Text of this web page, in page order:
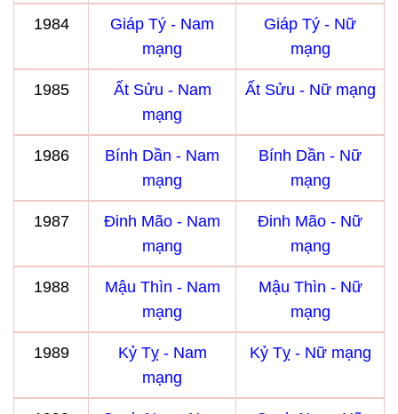
1984
Giáp Tý - Nam
mạng
Giáp Tý - Nữ
mạng
1985
Ất Sửu - Nam
mạng
Ất Sửu - Nữ mạng
1986
Bính Dần - Nam
mạng
Bính Dần - Nữ
mạng
1987
Đinh Mão - Nam
mạng
Đinh Mão - Nữ
mạng
1988
Mậu Thìn - Nam
mạng
Mậu Thìn - Nữ
mạng
1989
Kỷ Tỵ - Nam
mạng
Kỷ Tỵ - Nữ mạng